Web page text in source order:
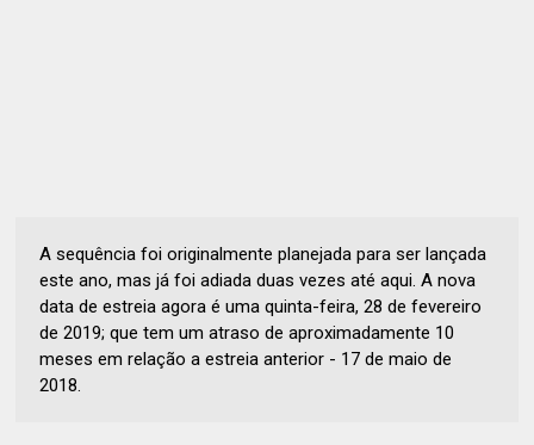
A sequência foi originalmente planejada para ser lançada
este ano, mas já foi adiada duas vezes até aqui. A nova
data de estreia agora é uma quinta-feira, 28 de fevereiro
de 2019; que tem um atraso de aproximadamente 10
meses em relação a estreia anterior - 17 de maio de
2018.